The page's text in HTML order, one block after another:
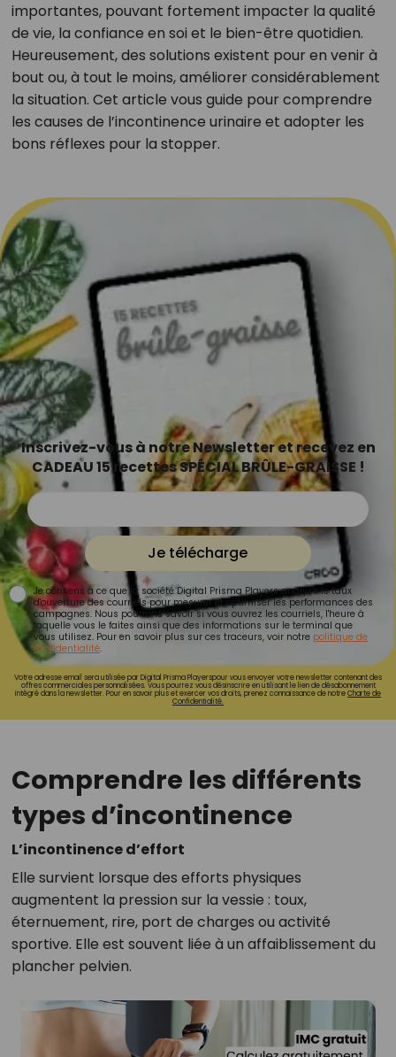
importantes, pouvant fortement impacter la qualité
de vie, la confiance en soi et le bien-être quotidien.
Heureusement, des solutions existent pour en venir à
bout ou, à tout le moins, améliorer considérablement
la situation. Cet article vous guide pour comprendre
les causes de l’incontinence urinaire et adopter les
bons réflexes pour la stopper.
Inscrivez-vous à notre Newsletter et recevez en
CADEAU 15 recettes SPÉCIAL BRÛLE-GRAISSE !
Je télécharge
Je consens à ce que la société Digital Prisma Players analyse le taux
d'ouverture des courriels pour mesurer et optimiser les performances des
campagnes. Nous pourrons savoir si vous ouvrez les courriels, l'heure à
laquelle vous le faites ainsi que des informations sur le terminal que
vous utilisez. Pour en savoir plus sur ces traceurs, voir notre politique de
confidentialité.
Votre adresse email sera utilisée par Digital Prisma Playerspour vous envoyer votre newsletter contenant des
offres commerciales personnalisées. Vous pourrez vous désinscrire en utilisant le lien de désabonnement
intégré dans la newsletter. Pour en savoir plus et exercer vos droits, prenez connaissance de notreCharte de
Confidentialité.
Comprendre les différents
types d’incontinence
L’incontinence d’effort
Elle survient lorsque des efforts physiques
augmentent la pression sur la vessie : toux,
éternuement, rire, port de charges ou activité
sportive. Elle est souvent liée à un affaiblissement du
plancher pelvien.